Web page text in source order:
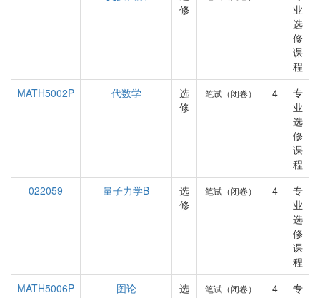
修
业
选
修
课
程
MATH5002P
代数学
选
修
笔试（闭卷） 4
专
业
选
修
课
程
022059
量子力学B
选
修
笔试（闭卷） 4
专
业
选
修
课
程
MATH5006P
图论
选
笔试（闭卷） 4
专